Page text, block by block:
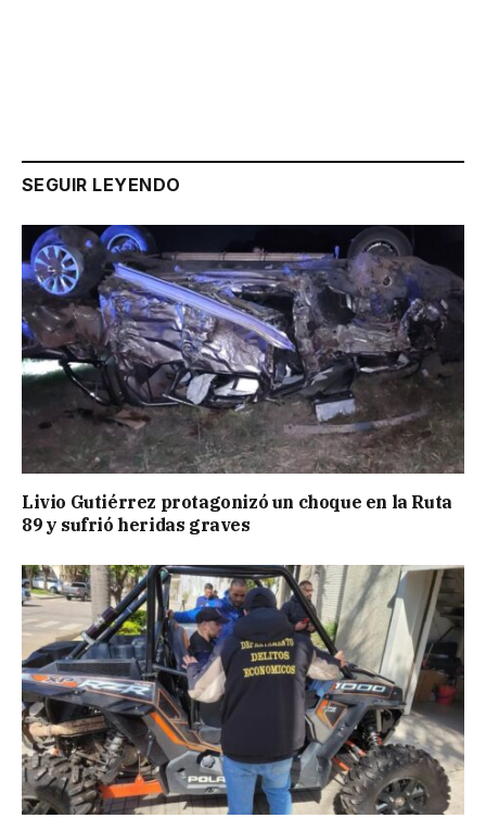
SEGUIR LEYENDO
Livio Gutiérrez protagonizó un choque en la Ruta
89 y sufrió heridas graves